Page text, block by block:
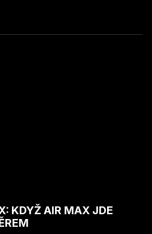
KDYŽ AIR MAX JDE